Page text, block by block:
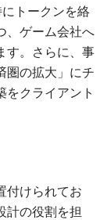
トークンを絡
、ゲーム会社へ
す。さらに、事
圏の拡大」にチ
をクライアント
付けられてお
計の役割を担